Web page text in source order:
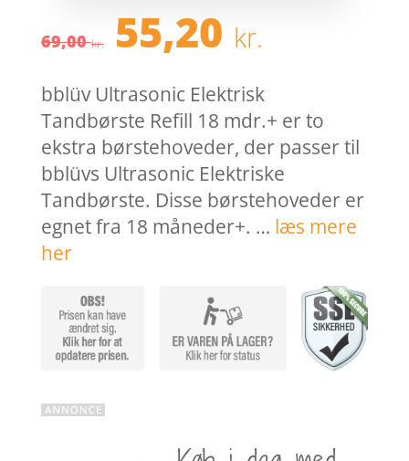
69,00kr. Den
oprindelige
pris
var:
69,00 kr..
55,20 kr.
er:
55,20
bblüv Ultrasonic Elektrisk
Tandbørste Refill 18 mdr.+ er to
ekstra børstehoveder, der passer til
bblüvs Ultrasonic Elektriske
Tandbørste. Disse børstehoveder er
egnet fra 18 måneder+. … læs mere
her